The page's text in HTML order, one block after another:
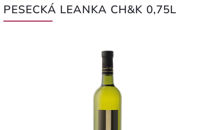
PESECKÁ LEANKA CH&K 0,75L